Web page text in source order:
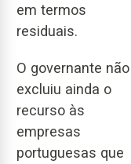
em termos
residuais.
O governante não
excluiu ainda o
recurso às
empresas
portuguesas que